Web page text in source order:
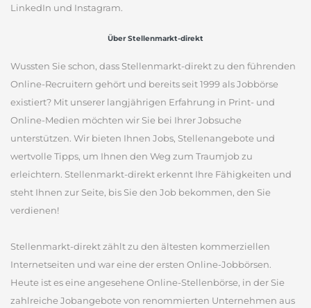
LinkedIn und Instagram.
Über Stellenmarkt-direkt
Wussten Sie schon, dass Stellenmarkt-direkt zu den führenden
Online-Recruitern gehört und bereits seit 1999 als Jobbörse
existiert? Mit unserer langjährigen Erfahrung in Print- und
Online-Medien möchten wir Sie bei Ihrer Jobsuche
unterstützen. Wir bieten Ihnen Jobs, Stellenangebote und
wertvolle Tipps, um Ihnen den Weg zum Traumjob zu
erleichtern. Stellenmarkt-direkt erkennt Ihre Fähigkeiten und
steht Ihnen zur Seite, bis Sie den Job bekommen, den Sie
verdienen!
Stellenmarkt-direkt zählt zu den ältesten kommerziellen
Internetseiten und war eine der ersten Online-Jobbörsen.
Heute ist es eine angesehene Online-Stellenbörse, in der Sie
zahlreiche Jobangebote von renommierten Unternehmen aus